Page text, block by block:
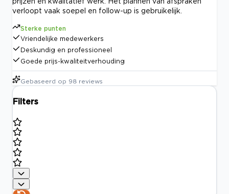
verloopt vaak soepel en follow-up is gebruikelijk.
Sterke punten
Vriendelijke medewerkers
Deskundig en professioneel
Goede prijs-kwaliteitverhouding
Gebaseerd op 98 reviews
Filters